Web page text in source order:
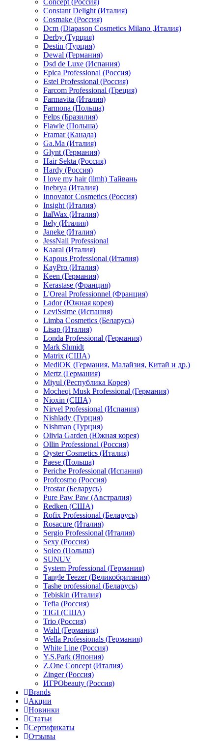
Concept (Россия)
Constant Delight (Италия)
Cosmake (Россия)
Dcm (Diapason Cosmetics Milano ,Италия)
Derby (Турция)
Destin (Турция)
Dewal (Германия)
Dsd de Luxe (Испания)
Epica Professional (Россия)
Estel Professional (Россия)
Farcom Professional (Греция)
Farmavita (Италия)
Farmona (Польша)
Felps (Бразилия)
Flawle (Польша)
Framar (Канада)
Ga.Ma (Италия)
Glynt (Германия)
Hair Sekta (Россия)
Hardy (Россия)
I love my hair (ilmh) Тайвань
Inebrya (Италия)
Innovator Cosmetics (Россия)
Insight (Италия)
ItalWax (Италия)
Itely (Италия)
Janeke (Италия)
JessNail Professional
Kaaral (Италия)
Kapous Professional (Италия)
KayPro (Италия)
Keen (Германия)
Kerastase (Франция)
L'Oreal Professionnel (Франция)
Lador (Южная корея)
LeviSsime (Испания)
Limba Cosmetics (Беларусь)
Lisap (Италия)
Londa Professional (Германия)
Mark Shmidt
Matrix (США)
MediOK (Германия, Малайзия, Китай и др.)
Mertz (Германия)
Miyul (Республика Корея)
Mocheqi Musk Professional (Германия)
Nioxin (США)
Nirvel Professional (Испания)
Nishlady (Турция)
Nishman (Турция)
Olivia Garden (Южная корея)
Ollin Professional (Россия)
Oyster Cosmetics (Италия)
Paese (Польша)
Periche Professional (Испания)
Profcosmo (Россия)
Prostar (Беларусь)
Pure Paw Paw (Австралия)
Redken (США)
Rofix Professional (Беларусь)
Rosacure (Италия)
Sergio Professional (Италия)
Sexy (Россия)
Soleo (Польша)
SUNUV
System Professional (Германия)
Tangle Teezer (Великобритания)
Tashe professional (Беларусь)
Tebiskin (Италия)
Tefia (Россия)
TIGI (США)
Trio (Россия)
Wahl (Германия)
Wella Professionals (Германия)
White Line (Россия)
Y.S.Park (Япония)
Z.One Concept (Италия)
Zinger (Россия)
ИГРОbeauty (Россия)
Brands
Акции
Новинки
Статьи
Сертификаты
Отзывы